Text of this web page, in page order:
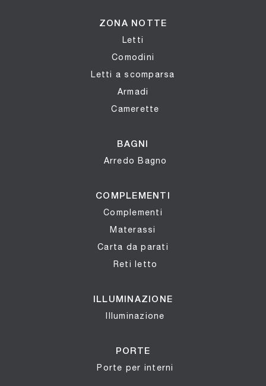
ZONA NOTTE
Letti
Comodini
Letti a scomparsa
Armadi
Camerette
BAGNI
Arredo Bagno
COMPLEMENTI
Complementi
Materassi
Carta da parati
Reti letto
ILLUMINAZIONE
Illuminazione
PORTE
Porte per interni